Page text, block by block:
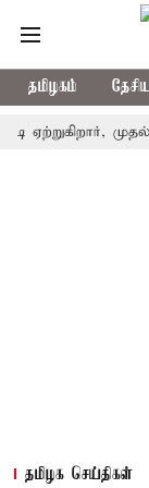
தமிழகம்
முதல்-
தமிழக செய்திகள்